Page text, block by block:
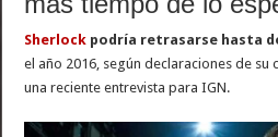
Sherlock podría retrasarse hasta
el año 2016, según declaraciones de su
una reciente entrevista para IGN.